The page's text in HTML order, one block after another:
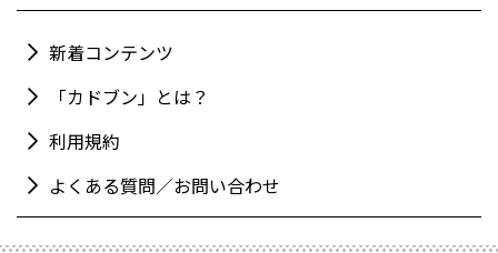
新着コンテンツ
「カドブン」とは？
利用規約
よくある質問／お問い合わせ